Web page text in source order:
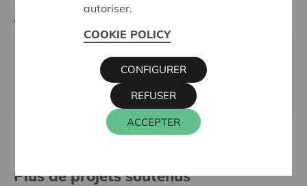
Cera contact
KRIS DEBRUYNE
016 27 96 74
kris.debruyne@cera.coop
Plus de projets soutenus
autoriser.
COOKIE POLICY
ACCEPTER
REFUSER
CONFIGURER